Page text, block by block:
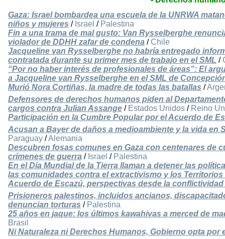
Gaza: Israel bombardea una escuela de la UNRWA
niños y mujeres / Israel / Palestina
Fin a una trama de mal gusto: Van Rysselberghe
violador de DDHH zafar de condena / Chile
Jacqueline van Rysselberghe no habría entregado
contratada durante su primer mes de trabajo en el SML /
“Por no haber interés de profesionales de áreas”: El
a Jacqueline van Rysselberghe en el SML de
Murió Nora Cortiñas, la madre de todas las batallas /
Defensores de derechos humanos piden al
cargos contra Julian Assange / Estados Unidos / Reino
Participación en la Cumbre Popular por el Acuerdo de
Acusan a Bayer de daños a medioambiente y la vida en
Paraguay /Alemania
Descubren fosas comunes en Gaza con centenares de
crímenes de guerra / Israel / Palestina
En el Día Mundial de la Tierra llaman a detener las
las comunidades contra el extractivismo y los
Acuerdo de Escazú, perspectivas desde la
Prisioneros palestinos, incluidos ancianos,
denuncian torturas / Palestina
25 años en jaque: los últimos kawahivas a merced de
Brasil
Ni Naturaleza ni Derechos Humanos, Gobierno opta por